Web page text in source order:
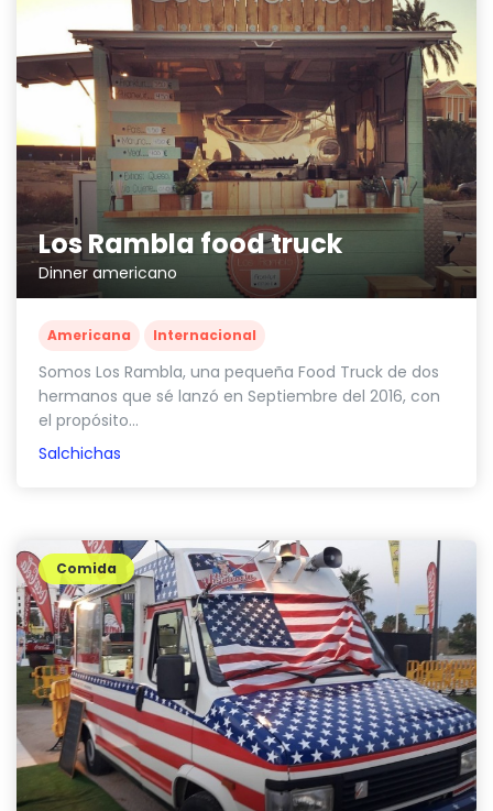
Los Rambla food truck
Dinner americano
Americana Internacional
Somos Los Rambla, una pequeña Food Truck de dos
hermanos que sé lanzó en Septiembre del 2016, con
el propósito...
Salchichas
Comida